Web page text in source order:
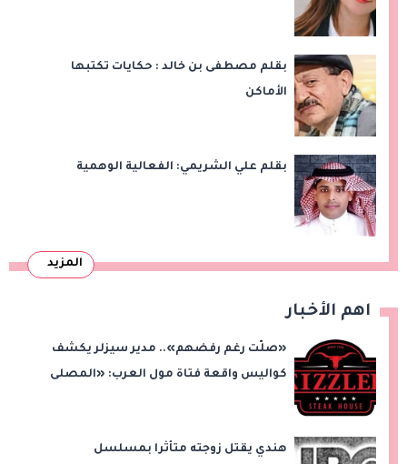
بقلم مصطفى بن خالد : حكايات تكتبها
الأماكن
بقلم علي الشريمي: الفعالية الوهمية
المزيد
اهم الأخبار
«صلّت رغم رفضهم».. مدير سيزلر يكشف
كواليس واقعة فتاة مول العرب: «المصلى
هندي يقتل زوجته متأثرا بمسلسل